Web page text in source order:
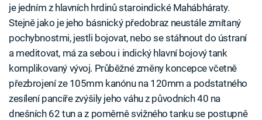
je jedním z hlavních hrdinů staroindické Mahábháraty.
Stejně jako je jeho básnický předobraz neustále zmítaný
pochybnostmi, jestli bojovat, nebo se stáhnout do ústraní
a meditovat, má za sebou i indický hlavní bojový tank
komplikovaný vývoj. Průběžné změny koncepce včetně
přezbrojení ze 105mm kanónu na 120mm a podstatného
zesílení pancíře zvýšily jeho váhu z původních 40 na
dnešních 62 tun a z poměrně svižného tanku se postupně